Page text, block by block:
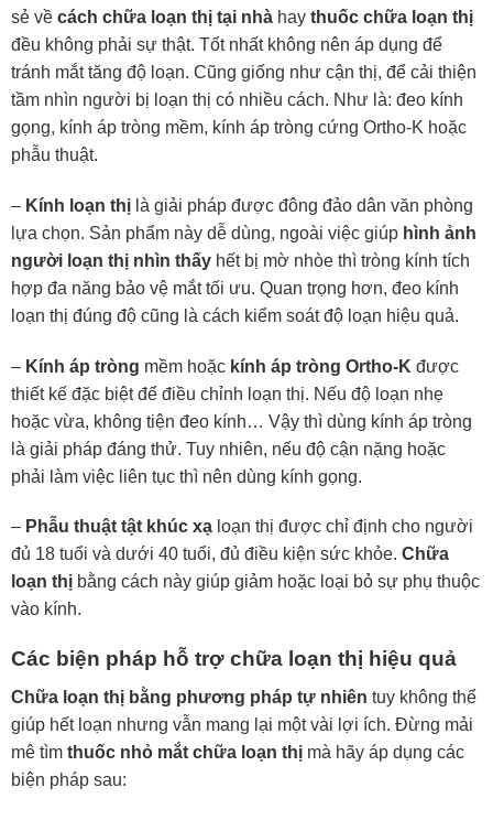
sẻ về cách chữa loạn thị tại nhàhay thuốc chữa loạn thị
đều không phải sự thật. Tốt nhất không nên áp dụng để
tránh mắt tăng độ loạn. Cũng giống như cận thị, để cải thiện
tầm nhìn người bị loạn thị có nhiều cách. Như là: đeo kính
gọng, kính áp tròng mềm, kính áp tròng cứng Ortho-K hoặc
phẫu thuật.
– Kính loạn thịlà giải pháp được đông đảo dân văn phòng
lựa chọn. Sản phẩm này dễ dùng, ngoài việc giúp hình ảnh
người loạn thị nhìn thấyhết bị mờ nhòe thì tròng kính tích
hợp đa năng bảo vệ mắt tối ưu. Quan trọng hơn, đeo kính
loạn thị đúng độ cũng là cách kiểm soát độ loạn hiệu quả.
– Kính áp tròng mềm hoặc kính áp tròng Ortho-K được
thiết kế đặc biệt để điều chỉnh loạn thị. Nếu độ loạn nhẹ
hoặc vừa, không tiện đeo kính… Vậy thì dùng kính áp tròng
là giải pháp đáng thử. Tuy nhiên, nếu độ cận nặng hoặc
phải làm việc liên tục thì nên dùng kính gọng.
– Phẫu thuật tật khúc xạloạn thị được chỉ định cho người
đủ 18 tuổi và dưới 40 tuổi, đủ điều kiện sức khỏe. Chữa
loạn thịbằng cách này giúp giảm hoặc loại bỏ sự phụ thuộc
vào kính.
Các biện pháp hỗ trợ chữa loạn thị hiệu quả
Chữa loạn thị bằng phương pháp tự nhiên tuy không thể
giúp hết loạn nhưng vẫn mang lại một vài lợi ích. Đừng mải
mê tìm thuốc nhỏ mắt chữa loạn thịmà hãy áp dụng các
biện pháp sau: